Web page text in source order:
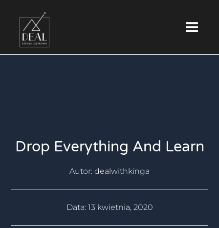
content
Menu
Drop Everything And Learn
Autor: dealwithkinga
Data: 13 kwietnia, 2020